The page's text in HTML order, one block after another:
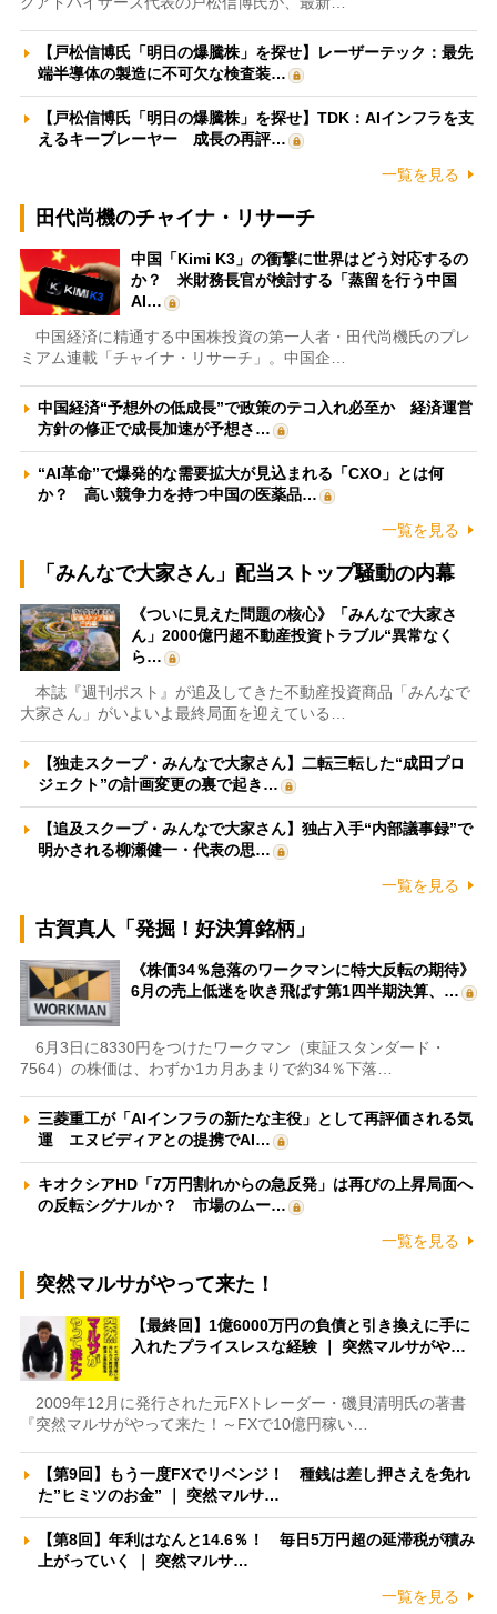
【戸松信博氏「明日の爆騰株」を探せ】レーザーテック：最先
端半導体の製造に不可欠な検査装…
【戸松信博氏「明日の爆騰株」を探せ】TDK：AIインフラを支
えるキープレーヤー 成長の再評…
一覧を見る
田代尚機のチャイナ・リサーチ
中国「Kimi K3」の衝撃に世界はどう対応するの
か？ 米財務長官が検討する「蒸留を行う中国
AI…
中国経済に精通する中国株投資の第一人者・田代尚機氏のプレ
ミアム連載「チャイナ・リサーチ」。中国企…
中国経済“予想外の低成長”で政策のテコ入れ必至か 経済運営
方針の修正で成長加速が予想さ…
“AI革命”で爆発的な需要拡大が見込まれる「CXO」とは何
か？ 高い競争力を持つ中国の医薬品…
一覧を見る
「みんなで大家さん」配当ストップ騒動の内幕
《ついに見えた問題の核心》「みんなで大家さ
ん」2000億円超不動産投資トラブル“異常なく
ら…
本誌『週刊ポスト』が追及してきた不動産投資商品「みんなで
大家さん」がいよいよ最終局面を迎えている…
【独走スクープ・みんなで大家さん】二転三転した“成田プロ
ジェクト”の計画変更の裏で起き…
【追及スクープ・みんなで大家さん】独占入手“内部議事録”で
明かされる柳瀬健一・代表の思…
一覧を見る
古賀真人「発掘！好決算銘柄」
《株価34％急落のワークマンに特大反転の期待》
6月の売上低迷を吹き飛ばす第1四半期決算、…
6月3日に8330円をつけたワークマン（東証スタンダード・
7564）の株価は、わずか1カ月あまりで約34％下落…
三菱重工が「AIインフラの新たな主役」として再評価される気
運 エヌビディアとの提携でAI…
キオクシアHD「7万円割れからの急反発」は再びの上昇局面へ
の反転シグナルか？ 市場のムー…
一覧を見る
突然マルサがやって来た！
【最終回】1億6000万円の負債と引き換えに手に
入れたプライスレスな経験 ｜ 突然マルサがや…
2009年12月に発行された元FXトレーダー・磯貝清明氏の著書
『突然マルサがやって来た！～FXで10億円稼い…
【第9回】もう一度FXでリベンジ！ 種銭は差し押さえを免れ
た”ヒミツのお金” ｜ 突然マルサ…
【第8回】年利はなんと14.6％！ 毎日5万円超の延滞税が積み
上がっていく ｜ 突然マルサ…
一覧を見る